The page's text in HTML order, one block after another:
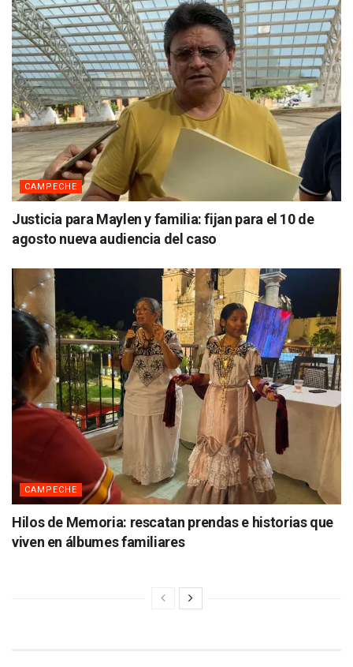
CAMPECHE
Justicia para Maylen y familia: fijan para el 10 de
agosto nueva audiencia del caso
CAMPECHE
Hilos de Memoria: rescatan prendas e historias que
viven en álbumes familiares